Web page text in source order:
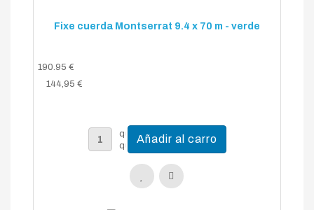
Fixe cuerda Montserrat 9.4 x 70 m - verde
190.95 €
144,95 €